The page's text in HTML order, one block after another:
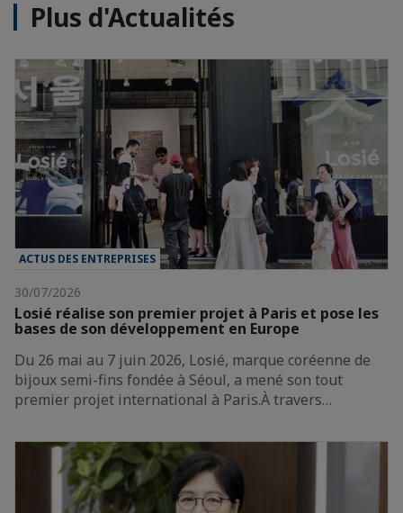
Plus d'Actualités
ACTUS DES ENTREPRISES
30/07/2026
Losié réalise son premier projet à Paris et pose les
bases de son développement en Europe
Du 26 mai au 7 juin 2026, Losié, marque coréenne de
bijoux semi-fins fondée à Séoul, a mené son tout
premier projet international à Paris.À travers…